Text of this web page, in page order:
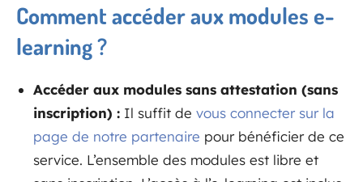
Comment accéder aux modules e-
learning ?
Accéder aux modules sans attestation (sans
inscription) : Il suffit de vous connecter sur la
page de notre partenaire pour bénéficier de ce
service. L’ensemble des modules est libre et